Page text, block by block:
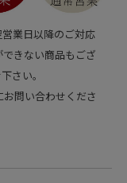
業日以降のご対応
きない商品もござ
さい。
問い合わせくださ